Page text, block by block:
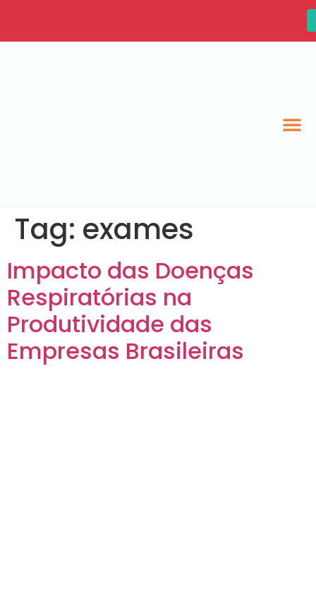
Tag: exames
Impacto das Doenças
Respiratórias na
Produtividade das
Empresas Brasileiras